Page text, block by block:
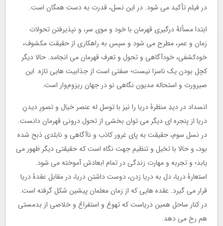
در فیلم تأکید می شود. در این نسل، قدرت به دست همگان است.
ابتدا مسألۀ درگیری قهرمان با خود و موی سر، و نپذیرفتن تحولات
زمان و عمر، مطرح می شود و سپس به راهکاری از حقیقت مکشوف،
خودکشفی، خودآگاهی و تحول و تعرف قهرمان می انجامد. حالا دیگر
کچل بودن یک ناسزا نیست؛ صفتی است از جذابیت هایی تازه. این
صیرورت و استحاله مدیون نگاهی نو در جهان ریزوم‌وار است.
انسداد در دیدِ منظرۀ دریا را نیز با توسل له عنصر خیال و تصورِ دیدنِ
دریا از پنجره ای دیگر می توان بخشی از تحول درونی قهرمان دانست.
در نسل سوم، حقیقت به پای غرور کاذب و ناآگاهی و نابلدی ذبح شده
بود، و حالا با تخیل و تنظیم جهت نگاه است که حقیقتی دیگر ظهور می
یابد؛ و تجربه و مهارت زندگی در تمام ابعادش آموخته می شود.
استعارۀ دریا، دل به دریا زدن، دوست داشتن دریا، در مقابل عقدۀ دریا
قرار می گیرد. عقده هایی که از زمان معلمان پیشین شکل گرفته است.
در کنار ساحل همین دریاست که تهوغ و استفراغ و خلاصی از بدمستی
هم رخ می دهد.